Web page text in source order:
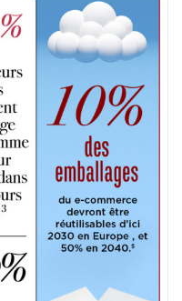
d’Emballage
Respectueux
l’Environnement »